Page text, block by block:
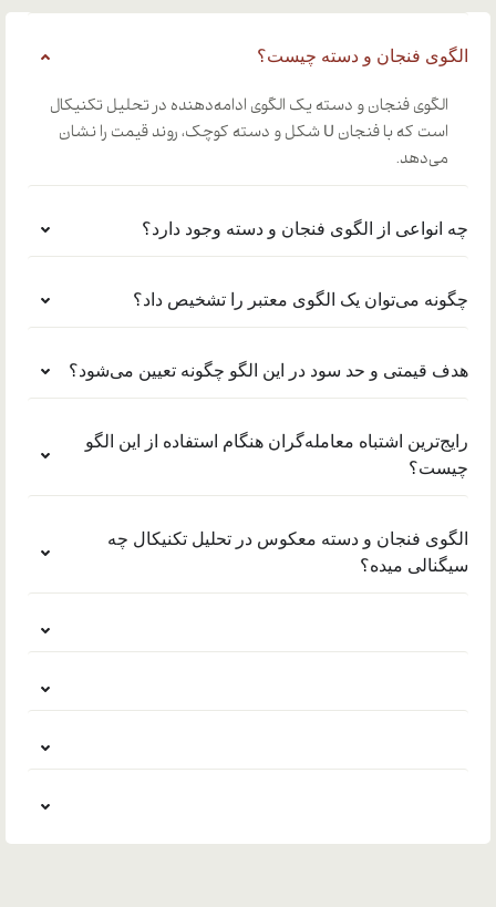
الگوی فنجان و دسته چیست؟
الگوی فنجان و دسته یک الگوی ادامه‌دهنده در تحلیل تکنیکال
است که با فنجان U شکل و دسته کوچک، روند قیمت را نشان
می‌دهد.
چه انواعی از الگوی فنجان و دسته وجود دارد؟
چگونه می‌توان یک الگوی معتبر را تشخیص داد؟
هدف قیمتی و حد سود در این الگو چگونه تعیین می‌شود؟
رایج‌ترین اشتباه معامله‌گران هنگام استفاده از این الگو
چیست؟
الگوی فنجان و دسته معکوس در تحلیل تکنیکال چه
سیگنالی میده؟